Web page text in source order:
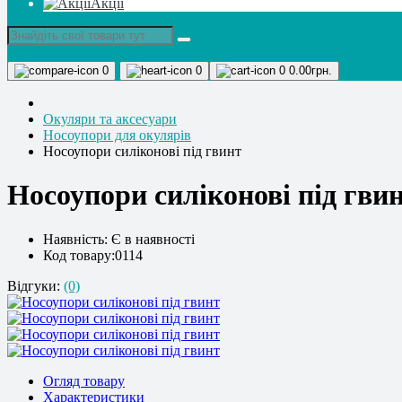
Акції
0 0 0 0.00грн.
Окуляри та аксесуари
Носоупори для окулярів
Носоупори силіконові під гвинт
Носоупори силіконові під
Наявність: Є в наявності
Код товару:0114
Відгуки: (0)
Огляд товару
Характеристики